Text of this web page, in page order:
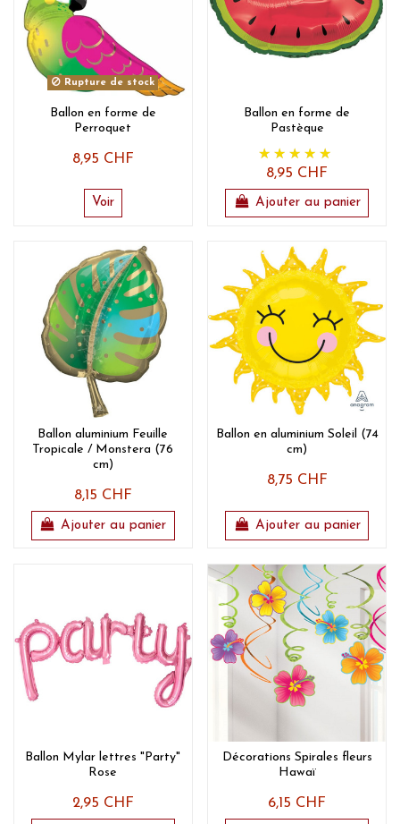
Rupture de stock
Ballon en forme de
Perroquet
8,95 CHF
Voir
Ballon en forme de
Pastèque
8,95 CHF
Ajouter au panier
Ballon aluminium Feuille
Tropicale / Monstera (76
cm)
8,15 CHF
Ajouter au panier
Ballon en aluminium Soleil (74
cm)
8,75 CHF
Ajouter au panier
Ballon Mylar lettres "Party"
Rose
2,95 CHF
Décorations Spirales fleurs
Hawaï
6,15 CHF